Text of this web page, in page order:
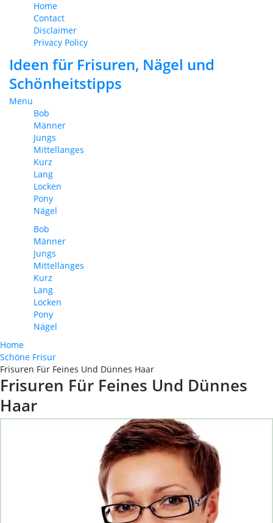
Home
Contact
Disclaimer
Privacy Policy
Ideen für Frisuren, Nägel und
Schönheitstipps
Menu
Bob
Männer
Jungs
Mittellanges
Kurz
Lang
Locken
Pony
Nägel
Bob
Männer
Jungs
Mittellanges
Kurz
Lang
Locken
Pony
Nägel
Home
Schöne Frisur
Frisuren Für Feines Und Dünnes Haar
Frisuren Für Feines Und Dünnes
Haar